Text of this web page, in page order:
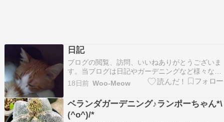
日記
ブログの閲覧、訪問、いいねありがとうございま
す。当ブログは日記やガーデニングなど様々なも
のを書き残しているブログです。たまにリブログ
もさせて頂いています。フォロー等お好きにどう
ぞ。ランキング参加しています。 良ければクリッ
クお願いします。 探していた単発で農作業のアル
バイトが探…
18日前 Woo-Meow
ベランダガーデニング♪ランポーちゃん*\
(^o^)/*